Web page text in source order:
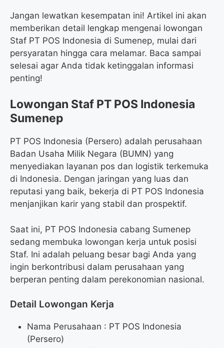
Jangan lewatkan kesempatan ini! Artikel ini akan
memberikan detail lengkap mengenai lowongan
Staf PT POS Indonesia di Sumenep, mulai dari
persyaratan hingga cara melamar. Baca sampai
selesai agar Anda tidak ketinggalan informasi
penting!
Lowongan Staf PT POS Indonesia
Sumenep
PT POS Indonesia (Persero) adalah perusahaan
Badan Usaha Milik Negara (BUMN) yang
menyediakan layanan pos dan logistik terkemuka
di Indonesia. Dengan jaringan yang luas dan
reputasi yang baik, bekerja di PT POS Indonesia
menjanjikan karir yang stabil dan prospektif.
Saat ini, PT POS Indonesia cabang Sumenep
sedang membuka lowongan kerja untuk posisi
Staf. Ini adalah peluang besar bagi Anda yang
ingin berkontribusi dalam perusahaan yang
berperan penting dalam perekonomian nasional.
Detail Lowongan Kerja
Nama Perusahaan : PT POS Indonesia
(Persero)